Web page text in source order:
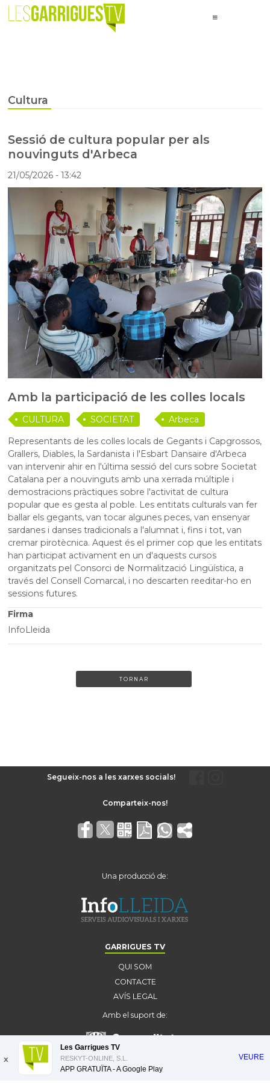
Cultura
Sessió de cultura popular per als
nouvinguts d'Arbeca
21/05/2026- 13:42
Amb la participació de les colles locals
CULTURA SOCIETAT
Arbeca
Representants de les colles locals de Gegants i Capgrossos,
Grallers, Diables, la Sardanista i l'Esbart Dansaire d'Arbeca
van intervenir ahir en l'última sessió del curs sobre Societat
Catalana per a nouvinguts amb una xerrada múltiple i
demostracions pràctiques sobre l'activitat de cultura
popular que es gesta al poble. Les entitats culturals van fer
ballar els gegants, van tocar algunes peces, van ensenyar
sardanes i danses tradicionals a l'alumnat i, fins i tot, van
cremar pirotècnica. Aquest és el primer cop que les entitats
han participat activament en un d'aquests cursos
organitzats pel Consorci de Normalització Lingüística, a
través del Consell Comarcal, i no descarten reeditar-ho en
sessions futures.
Firma
InfoLleida
TORNAR
Segueix-nos a les xarxes socials!
Una producció de:
GARRIGUES TV
QUI SOM
CONTACTE
AVÍS LEGAL
Amb el suport de:
x
Les Garrigues TV
RESKYT-ONLINE, S.L.
APP GRATUÏTA - AGoogle Play
VEURE